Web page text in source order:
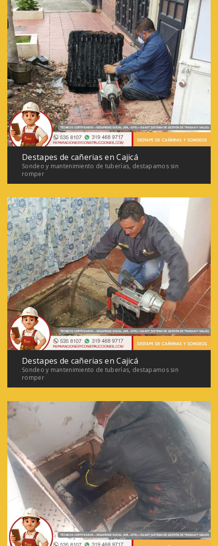
Destapes de cañerias en Cajicá
Sondeo y mantenimiento de tuberías, destapamos sin
romper
Destapes de cañerias en Cajicá
Sondeo y mantenimiento de tuberías, destapamos sin
romper